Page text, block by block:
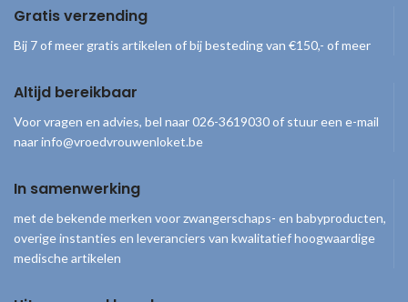
Gratis verzending
Bij 7 of meer gratis artikelen of bij besteding van €150,- of meer
Altijd bereikbaar
Voor vragen en advies, bel naar 026-3619030 of stuur een e-mail
naar info@vroedvrouwenloket.be
In samenwerking
met de bekende merken voor zwangerschaps- en babyproducten,
overige instanties en leveranciers van kwalitatief hoogwaardige
medische artikelen